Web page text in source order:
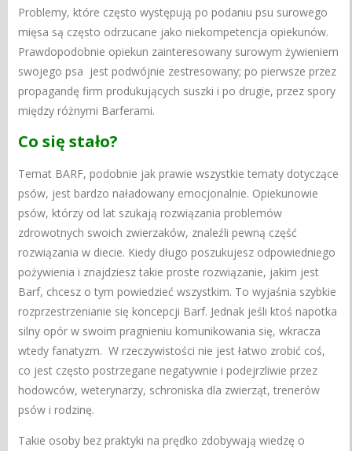
Problemy, które często występują po podaniu psu surowego
mięsa są często odrzucane jako niekompetencja opiekunów.
Prawdopodobnie opiekun zainteresowany surowym żywieniem
swojego psa jest podwójnie zestresowany; po pierwsze przez
propagandę firm produkujących suszki i po drugie, przez spory
między różnymi Barferami.
Co się stało?
Temat BARF, podobnie jak prawie wszystkie tematy dotyczące
psów, jest bardzo naładowany emocjonalnie. Opiekunowie
psów, którzy od lat szukają rozwiązania problemów
zdrowotnych swoich zwierzaków, znaleźli pewną część
rozwiązania w diecie. Kiedy długo poszukujesz odpowiedniego
pożywienia i znajdziesz takie proste rozwiązanie, jakim jest
Barf, chcesz o tym powiedzieć wszystkim. To wyjaśnia szybkie
rozprzestrzenianie się koncepcji Barf. Jednak jeśli ktoś napotka
silny opór w swoim pragnieniu komunikowania się, wkracza
wtedy fanatyzm. W rzeczywistości nie jest łatwo zrobić coś,
co jest często postrzegane negatywnie i podejrzliwie przez
hodowców, weterynarzy, schroniska dla zwierząt, trenerów
psów i rodzinę.
Takie osoby bez praktyki na prędko zdobywają wiedzę o